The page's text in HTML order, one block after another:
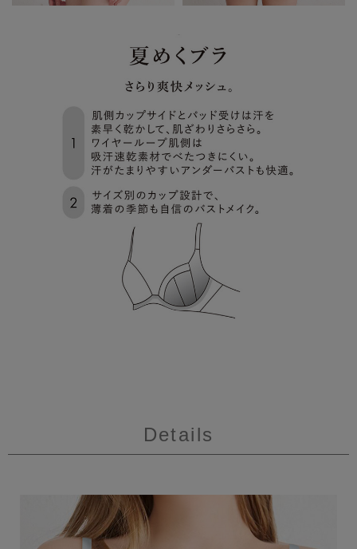
Details